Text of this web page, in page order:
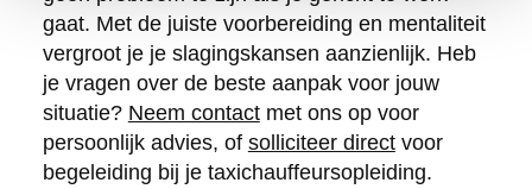
gaat. Met de juiste voorbereiding en mentaliteit
vergroot je je slagingskansen aanzienlijk. Heb
je vragen over de beste aanpak voor jouw
situatie? Neem contactmet ons op voor
persoonlijk advies, of solliciteer directvoor
begeleiding bij je taxichauffeursopleiding.